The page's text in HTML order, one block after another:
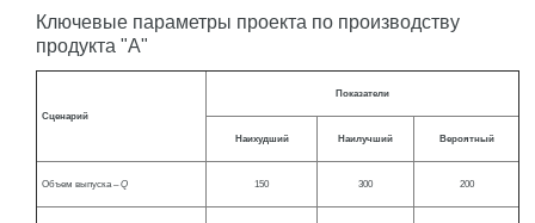
Ключевые параметры проекта по производству
продукта "А"
Сценарий
Показатели
Наихудший Наилучший Вероятный
Объем выпуска –Q 150 300 200